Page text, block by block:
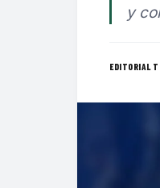
y
EDITORIAL